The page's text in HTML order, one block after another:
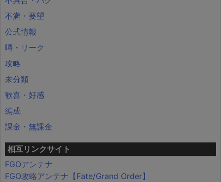
不満・要望
公式情報
噂・リーク
攻略
未分類
歓喜・好感
編成
課金・無課金
相互リンクサイト
FGOアンテナ
FGO攻略アンテナ【Fate/Grand Order】